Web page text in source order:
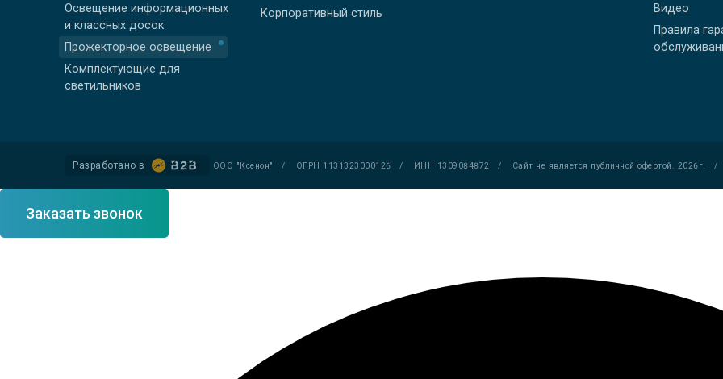
Освещение информационных
и классных досок
Прожекторное освещение
Комплектующие для
светильников
Корпоративный стиль
Видео
Правила гарантийного
Разработано в ООО "Ксенон" / ОГРН 1131323000126 / ИНН 1309084872 / Сайт не является публичной офертой. 2026г. /
Заказать звонок